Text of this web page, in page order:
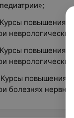
повышения
повышения
повышения
болезнях